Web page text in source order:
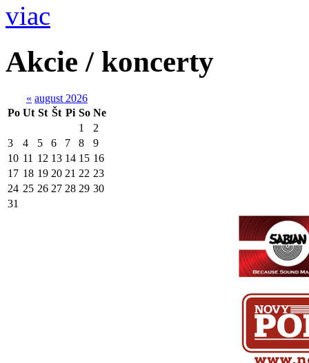
viac
Akcie / koncerty
« august 2026
Po Ut St Št Pi So Ne
1
2
3
4 5 6 7 8
9
10 11 12 13 14 15 16
17 18 19 20 21 22 23
24 25 26 27 28 29 30
31